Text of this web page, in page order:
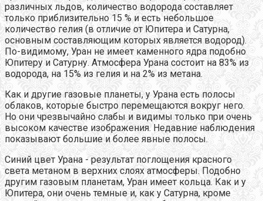
различных льдов, количество водорода составляет
только приблизительно 15 % и есть небольшое
количество гелия (в отличие от Юпитера и Сатурна,
основным составляющим которых является водород).
По-видимому, Уран не имеет каменного ядра подобно
Юпитеру и Сатурну. Атмосфера Урана состоит на 83% из
водорода, на 15% из гелия и на 2% из метана.
Как и другие газовые планеты, у Урана есть полосы
облаков, которые быстро перемещаются вокруг него.
Но они чрезвычайно слабы и видимы только при очень
высоком качестве изображения. Недавние наблюдения
показывают большие и более явные полосы.
Синий цвет Урана - результат поглощения красного
света метаном в верхних слоях атмосферы. Подобно
другим газовым планетам, Уран имеет кольца. Как и у
Юпитера, они очень темные и, как у Сатурна, кроме